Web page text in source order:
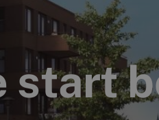
start